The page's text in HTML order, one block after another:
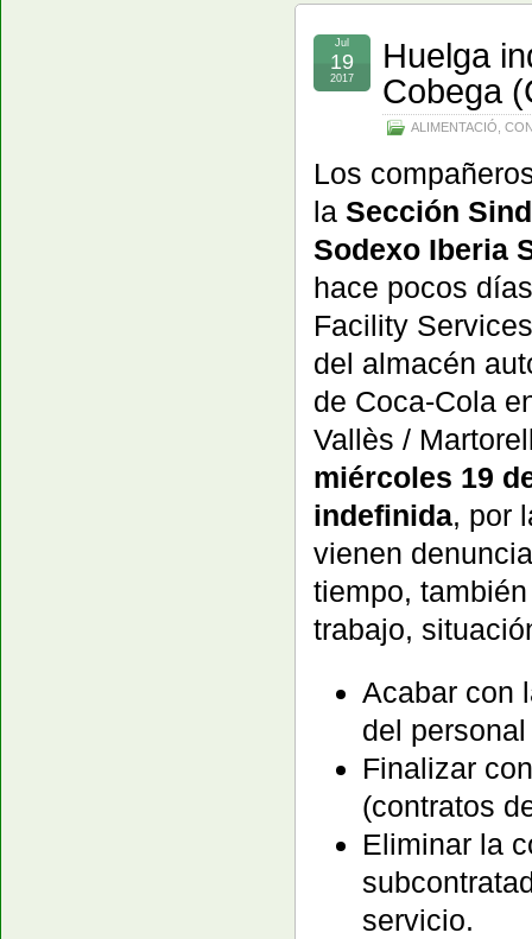
Huelga
Cobega
ALIMENTACIÓ
Jul
19
2017
Los
la Sección
Sodexo Iberia
hace pocos
Facility
del almacén
de Coca-Cola
Vallès /
miércoles 19
indefinida, por
vienen
tiempo,
trabajo,
Acabar con
del
Finalizar
(contratos
Eliminar la
servicio.